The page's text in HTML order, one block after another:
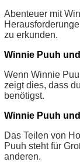
Abenteuer mit
zu erkunden.
Winnie Puuh
Wenn Winnie
zeigt dies, dass
benötigst.
Winnie Puuh
Das Teilen von
Puuh steht für
anderen.